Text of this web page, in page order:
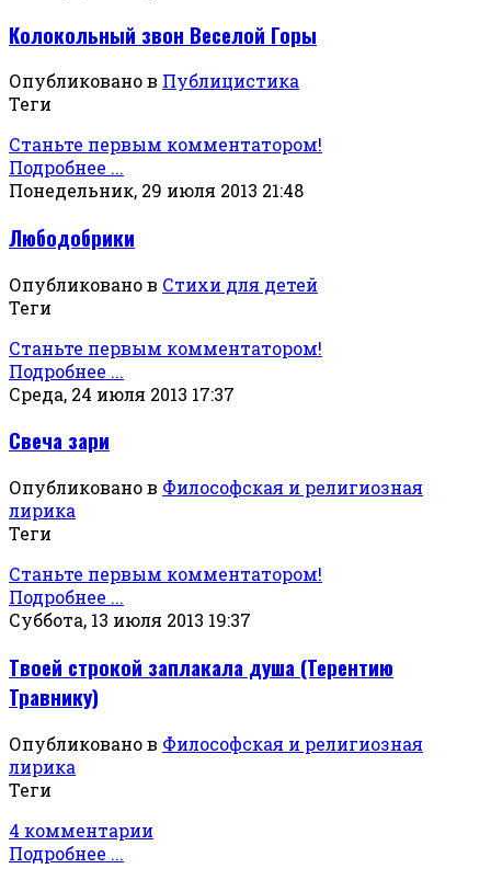
Колокольный звон Веселой Горы
Опубликовано в Публицистика
Теги
Станьте первым комментатором!
Подробнее ...
Понедельник, 29 июля 2013 21:48
Любодобрики
Опубликовано в Стихи для детей
Теги
Станьте первым комментатором!
Подробнее ...
Среда, 24 июля 2013 17:37
Свеча зари
Опубликовано в Философская и религиозная
лирика
Теги
Станьте первым комментатором!
Подробнее ...
Суббота, 13 июля 2013 19:37
Твоей строкой заплакала душа (Терентию
Травнику)
Опубликовано в Философская и религиозная
лирика
Теги
4 комментарии
Подробнее ...